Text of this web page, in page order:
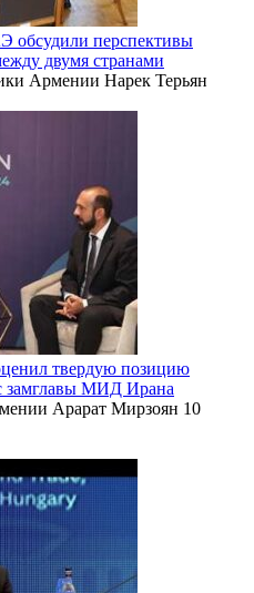
обсудили перспективы
двумя странами
Армении Нарек Терьян
твердую позицию
замглавы МИД Ирана
Арарат Мирзоян 10